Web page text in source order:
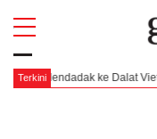
Terkinike Dalat Vietnam
All